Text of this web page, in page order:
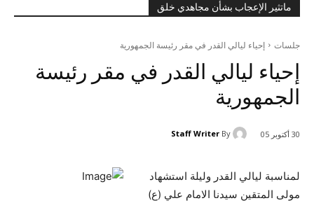
ماتثير الإعجاب بشأن مجاهدي خلق
جلسات إحياء ليالي القدر في مقر رئيسة الجمهورية
إحياء ليالي القدر في مقر رئيسة
الجمهورية
30 أكتوبر 05 By
Staff Writer
لمناسبة ليالي القدر وليلة استشهاد
مولى المتقين سيدنا الامام علي (ع)